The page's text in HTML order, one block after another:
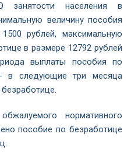
занятости населения в
величину пособия
рублей, максимальную
в размере 12792 рублей
выплаты пособия по
в следующие три месяца
нормативного
пособие по безработице